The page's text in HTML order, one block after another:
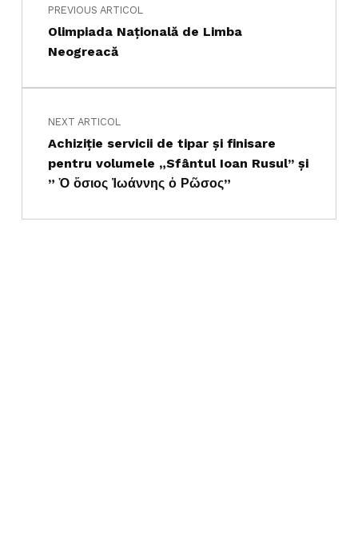
PREVIOUS ARTICOL
Olimpiada Națională de Limba
Neogreacă
NEXT ARTICOL
Achiziție servicii de tipar și finisare
pentru volumele „Sfântul Ioan Rusul’’ și
” Ὁ ὅσιος Ἰωάννης ὁ Ρῶσος”